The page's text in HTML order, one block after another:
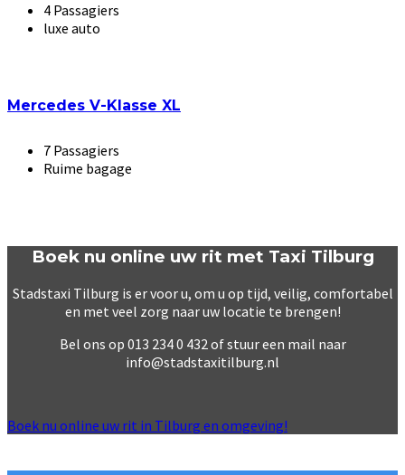
4 Passagiers
luxe auto
Mercedes V-Klasse XL
7 Passagiers
Ruime bagage
Boek nu online uw rit met Taxi Tilburg
Stadstaxi Tilburg is er voor u, om u op tijd, veilig, comfortabel
en met veel zorg naar uw locatie te brengen!
Bel ons op 013 234 0 432 of stuur een mail naar
info@stadstaxitilburg.nl
Boek nu online uw rit in Tilburg en omgeving!